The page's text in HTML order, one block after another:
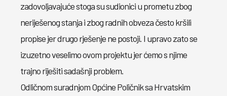
zadovoljavajuće stoga su sudionici u prometu zbog
neriješenog stanja i zbog radnih obveza često kršili
propise jer drugo rješenje ne postoji. I upravo zato se
izuzetno veselimo ovom projektu jer ćemo s njime
trajno riješiti sadašnji problem.
Odličnom suradnjom Općine Poličnik sa Hrvatskim